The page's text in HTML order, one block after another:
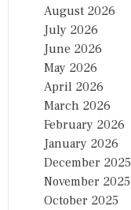
August 2026
July 2026
June 2026
May 2026
April 2026
March 2026
February 2026
January 2026
December 2025
November 2025
October 2025